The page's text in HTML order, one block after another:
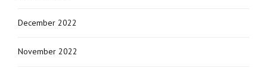
December 2022
November 2022